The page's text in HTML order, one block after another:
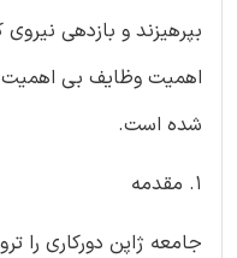
بپرهیزند و بازدهی
اهمیت وظایف بی اهمیت
شده است.
1. مقدمه